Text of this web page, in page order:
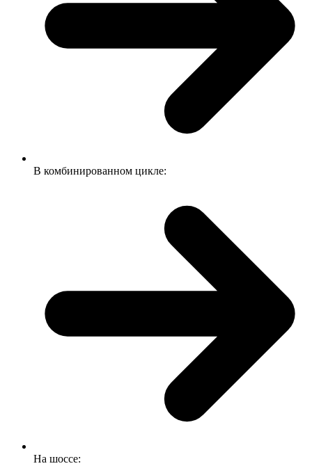
В комбинированном цикле:
На шоссе: